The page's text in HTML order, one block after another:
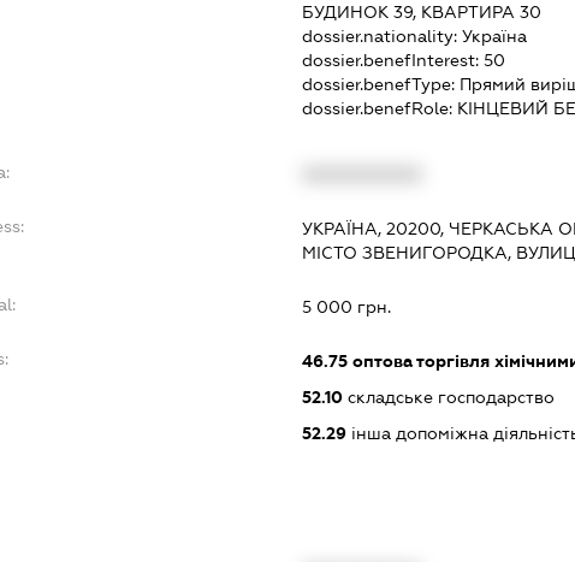
БУДИНОК 39, КВАРТИРА 30
dossier.nationality: Україна
dossier.benefInterest: 50
dossier.benefType: Прямий
dossier.benefRole: КІНЦЕВИЙ
УКРАЇНА, 20200, ЧЕРКАСЬКА
МІСТО ЗВЕНИГОРОДКА,
5 000 грн.
46.75оптова торгівля
52.10складське господарство
52.29інша допоміжна